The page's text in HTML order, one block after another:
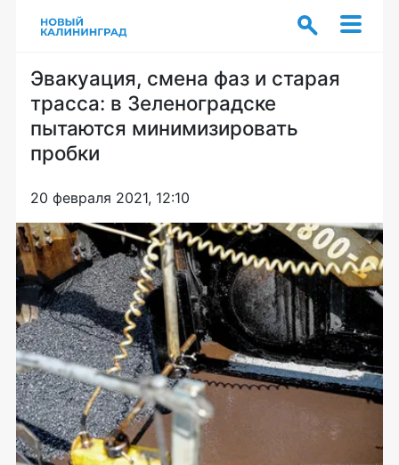
Эвакуация, смена фаз и старая
трасса: в Зеленоградске
пытаются минимизировать
пробки
20 февраля 2021, 12:10